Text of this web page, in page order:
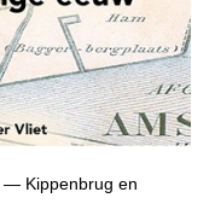
— Kippenbrug en